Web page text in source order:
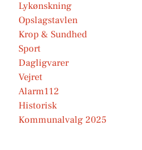
Lykønskning
Opslagstavlen
Krop & Sundhed
Sport
Dagligvarer
Vejret
Alarm112
Historisk
Kommunalvalg 2025